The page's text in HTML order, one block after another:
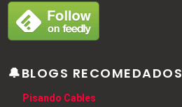
🔔BLOGS RECOMEDADOS
Pisando Cables